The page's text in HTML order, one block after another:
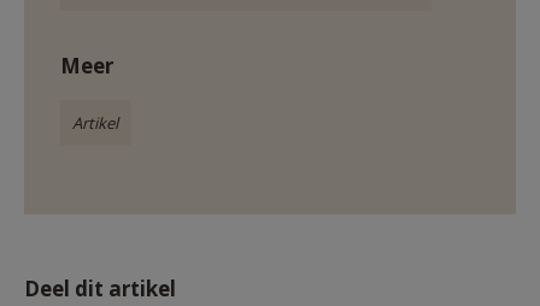
Meer
Artikel
Deel dit artikel